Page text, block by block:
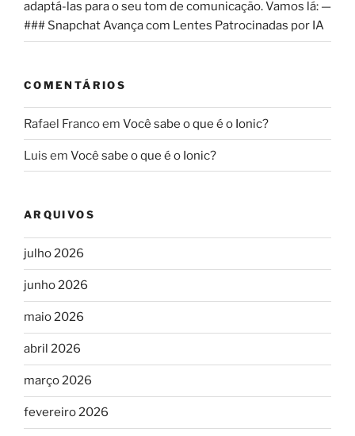
adaptá-las para o seu tom de comunicação. Vamos lá: —
### Snapchat Avança com Lentes Patrocinadas por IA
COMENTÁRIOS
Rafael Francoem Você sabe o que é o Ionic?
Luis em Você sabe o que é o Ionic?
ARQUIVOS
julho 2026
junho 2026
maio 2026
abril 2026
março 2026
fevereiro 2026